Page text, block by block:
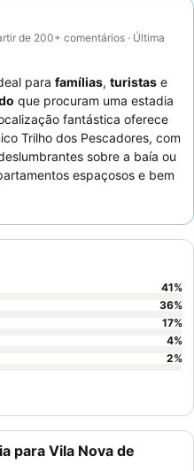
de 200+ comentários · Última
para famílias, turistas e
que procuram uma estadia
fantástica oferece
Trilho dos Pescadores, com
sobre a baía ou
espaçosos e bem
de receção simpática e
comodidades de cozinha
verdadeiramente pitoresca,
vistas para a baía ou para o
para Vila Nova de
41%
36%
17%
4%
2%